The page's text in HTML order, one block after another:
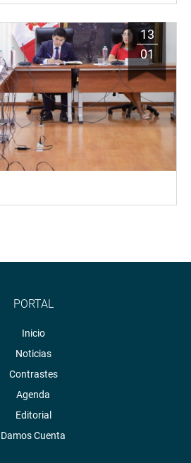
13
01
PORTAL
Inicio
Noticias
Contrastes
Agenda
Editorial
Damos Cuenta